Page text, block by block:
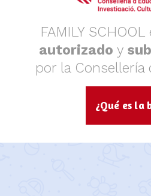
FAMILY
autorizado y
por la Consellería
¿Qué es la